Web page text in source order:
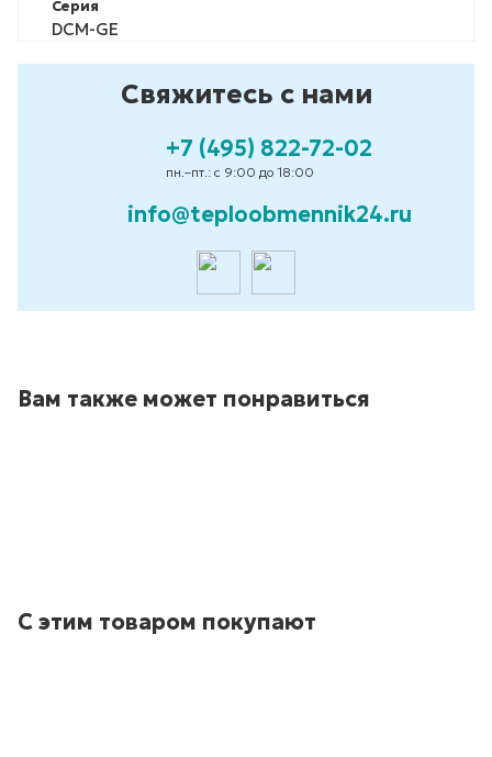
Серия
DCM-GE
Свяжитесь с нами
+7 (495) 822-72-02
пн.–пт.: с 9:00 до 18:00
info@teploobmennik24.ru
Вам также может понравиться
С этим товаром покупают